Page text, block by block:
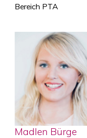
Bereich PTA
Madlen Bürge